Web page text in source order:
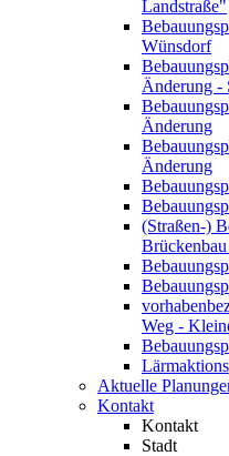
Landstraße"
Wünsdorf
Änderung -
Änderung
Änderung
(Straßen-)
Weg -
Aktuelle
Kontakt
Kontakt
Stadt